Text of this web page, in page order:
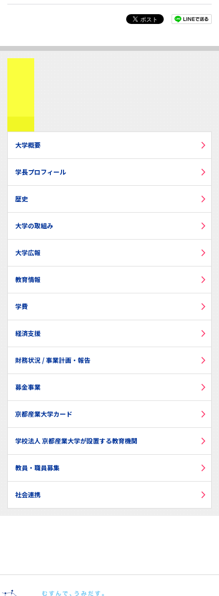
大学概要
学長プロフィール
歴史
大学の取組み
大学広報
教育情報
学費
経済支援
財務状況 / 事業計画・報告
募金事業
京都産業大学カード
学校法人 京都産業大学が設置する教育機関
教員・職員募集
社会連携